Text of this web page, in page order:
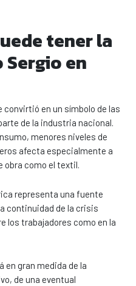
tener la
Sergio en
convirtió en un símbolo de las
de la industria nacional.
menores niveles de
afecta especialmente a
obra como el textil.
representa una fuente
continuidad de la crisis
los trabajadores como en la
en gran medida de la
de una eventual